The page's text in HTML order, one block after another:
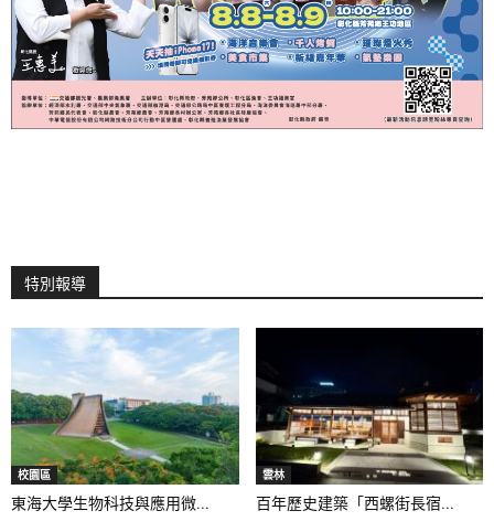
特別報導
校園區
東海大學生物科技與應用微...
雲林
百年歷史建築「西螺街長宿...